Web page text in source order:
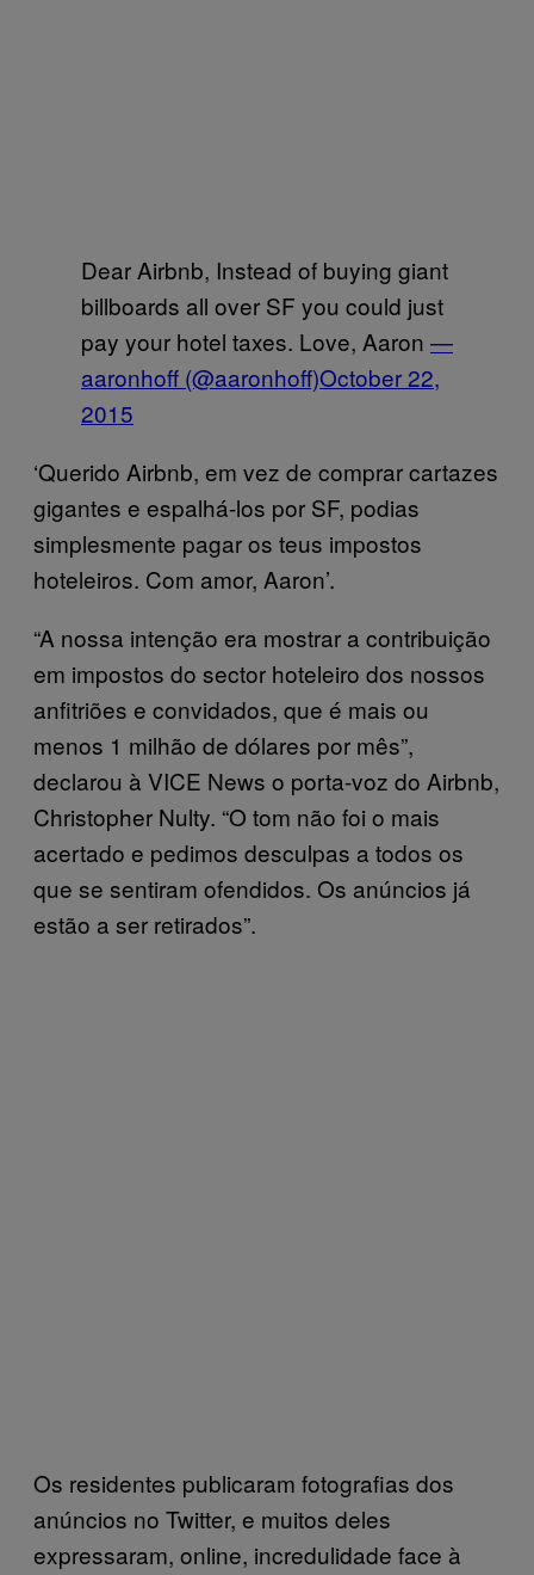
Dear Airbnb, Instead of buying giant
billboards all over SF you could just
pay your hotel taxes. Love, Aaron —
aaronhoff (@aaronhoff)October 22,
2015
‘Querido Airbnb, em vez de comprar cartazes
gigantes e espalhá-los por SF, podias
simplesmente pagar os teus impostos
hoteleiros. Com amor, Aaron’.
“A nossa intenção era mostrar a contribuição
em impostos do sector hoteleiro dos nossos
anfitriões e convidados, que é mais ou
menos 1 milhão de dólares por mês”,
declarou à VICE News o porta-voz do Airbnb,
Christopher Nulty. “O tom não foi o mais
acertado e pedimos desculpas a todos os
que se sentiram ofendidos. Os anúncios já
estão a ser retirados”.
Os residentes publicaram fotografias dos
anúncios no Twitter, e muitos deles
expressaram, online, incredulidade face à